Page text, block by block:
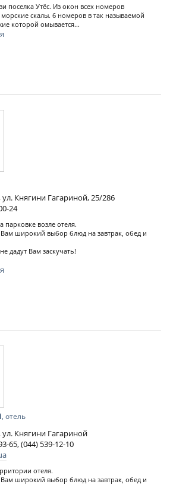
поселка Утёс. Из окон всех номеров
скалы. 6 номеров в так называемой
которой омывается...
ул. Княгини Гагариной, 25/286
24
возле отеля.
Вам широкий выбор блюд на завтрак, обед и
дадут Вам заскучать!
, отель
ул. Княгини Гагариной
65, (044) 539-12-10
отеля.
Вам широкий выбор блюд на завтрак, обед и